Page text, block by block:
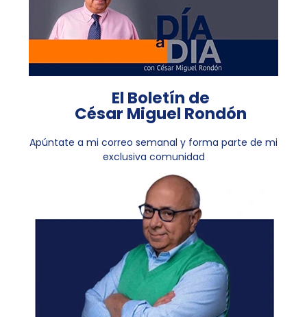
El Boletín de
César Miguel Rondón
Apúntate a mi correo semanal y forma parte de mi
exclusiva comunidad